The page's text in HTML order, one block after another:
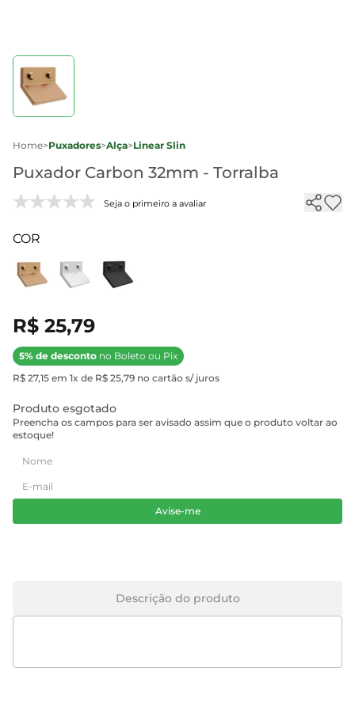
Home>Puxadores>Alça>Linear Slin
Puxador Carbon 32mm - Torralba
Seja o primeiro a avaliar
COR
R$ 25,79
5% de desconto no Boleto ou Pix
R$ 27,15 em 1x de R$ 25,79 no cartão s/ juros
Produto esgotado
Preencha os campos para ser avisado assim que o produto voltar ao
estoque!
Avise-me
Descrição do produto